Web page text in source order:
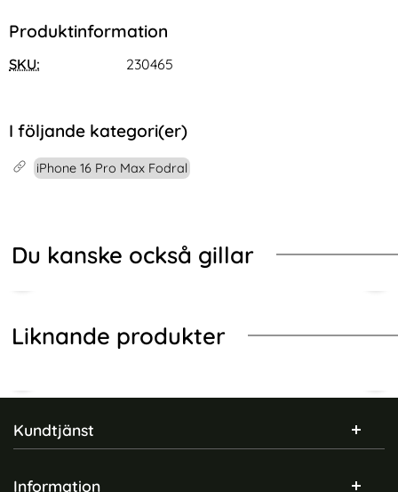
Produktinformation
SKU: 230465
I följande kategori(er)
iPhone 16 Pro Max Fodral
Du kanske också gillar
Liknande produkter
Sidfot Blandad info och länkar
Kundtjänst
Information